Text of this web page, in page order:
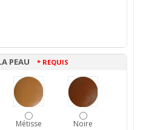
PEAU * REQUIS
Métisse Noire